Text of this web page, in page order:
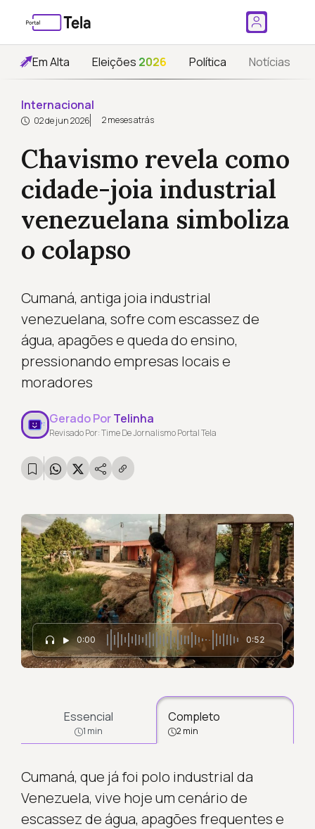
Em Alta Eleições 2026 Política Notícias
Internacional
02 de jun 2026 2 meses atrás
Chavismo revela como
cidade-joia industrial
venezuelana simboliza
o colapso
Cumaná, antiga joia industrial
venezuelana, sofre com escassez de
água, apagões e queda do ensino,
pressionando empresas locais e
moradores
Gerado PorTelinha
Revisado Por: Time De Jornalismo Portal Tela
0:00 0:52
Essencial
1 min
Completo
2 min
Cumaná, que já foi polo industrial da
Venezuela, vive hoje um cenário de
escassez de água, apagões frequentes e